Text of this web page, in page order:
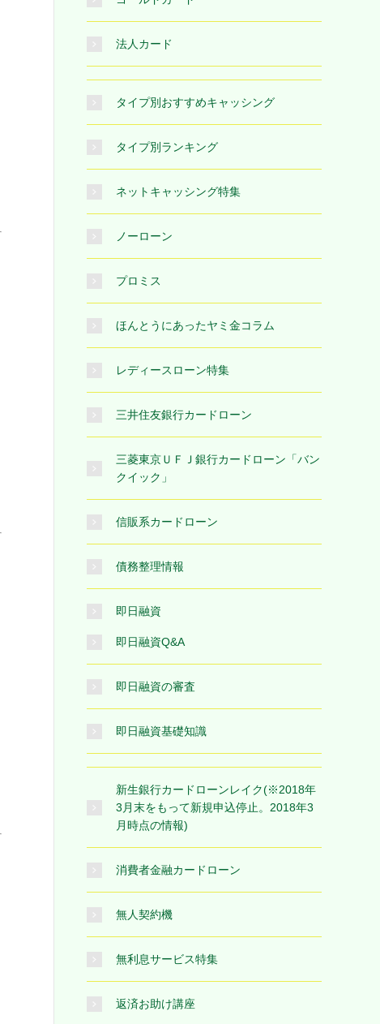
法人カード
タイプ別おすすめキャッシング
タイプ別ランキング
ネットキャッシング特集
ノーローン
プロミス
ほんとうにあったヤミ金コラム
レディースローン特集
三井住友銀行カードローン
三菱東京ＵＦＪ銀行カードローン「バン
クイック」
信販系カードローン
債務整理情報
即日融資
即日融資Q&A
即日融資の審査
即日融資基礎知識
新生銀行カードローンレイク(※2018年
3月末をもって新規申込停止。2018年3
月時点の情報)
消費者金融カードローン
無人契約機
無利息サービス特集
返済お助け講座